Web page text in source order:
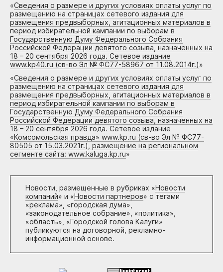
«Сведения о размере и других условиях оплаты услуг по
размещению на страницах сетевого издания для
размещения предвыборных, агитационных материалов в
период избирательной кампании по выборам в
Государственную Думу Федерального Собрания
Российской Федерации девятого созыва, назначенных на
18 – 20 сентября 2026 года. Сетевое издание
www.kp40.ru (св-во Эл № ФС77-58967 от 11.08.2014г.)»
«Сведения о размере и других условиях оплаты услуг по
размещению на страницах сетевого издания для
размещения предвыборных, агитационных материалов в
период избирательной кампании по выборам в
Государственную Думу Федерального Собрания
Российской Федерации девятого созыва, назначенных на
18 – 20 сентября 2026 года. Сетевое издание
«Комсомольская правда» www.kp.ru (св-во Эл № ФС77-
80505 от 15.03.2021г.), размещение на региональном
сегменте сайта: www.kaluga.kp.ru»
Новости, размещенные в рубриках «Новости
компаний» и «Новости партнеров» с тегами
«реклама», «городская дума»,
«законодательное собрание», «политика»,
«область», «Городской голова Калуги»
публикуются на договорной, рекламно-
информационной основе.